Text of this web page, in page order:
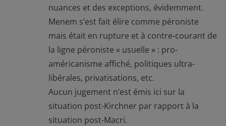
nuances et des exceptions, évidemment.
Menem s’est fait élire comme péroniste
mais était en rupture et à contre-courant de
la ligne péroniste « usuelle » : pro-
américanisme affiché, politiques ultra-
libérales, privatisations, etc.
Aucun jugement n’est émis ici sur la
situation post-Kirchner par rapport à la
situation post-Macri.